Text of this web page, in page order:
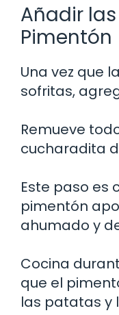
Añadir
Pimentón
Una vez que
sofritas,
Remueve
cucharadita
Este paso es
pimentón
ahumado y
Cocina
que el
las patatas y